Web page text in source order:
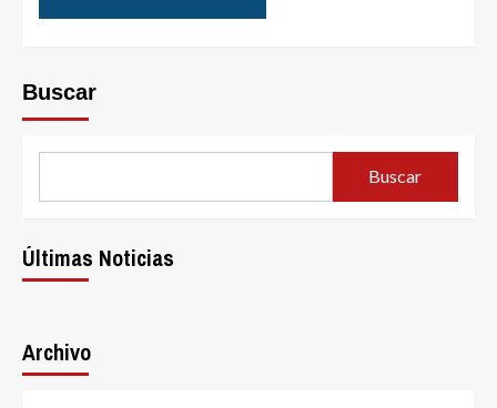
Buscar
Buscar
Últimas Noticias
Archivo